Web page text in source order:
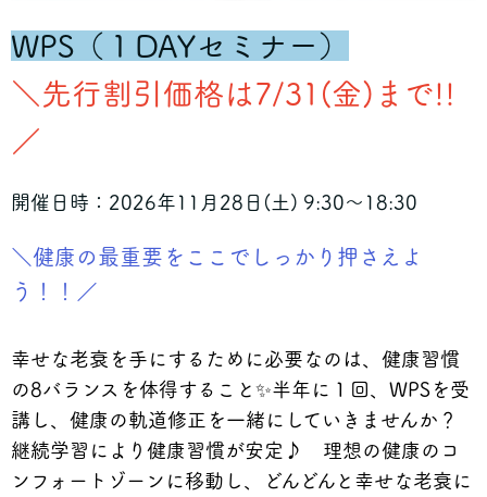
WPS（１DAYセミナー）
＼先行割引価格は7/31(金)まで!!
／
開催日時：2026年11月28日(土) 9:30〜18:30
＼健康の最重要をここでしっかり押さえよ
う！！／
幸せな老衰を手にするために必要なのは、健康習慣
の8バランスを体得すること✨半年に１回、WPSを受
講し、健康の軌道修正を一緒にしていきませんか？
継続学習により健康習慣が安定♪ 理想の健康のコ
ンフォートゾーンに移動し、どんどんと幸せな老衰に